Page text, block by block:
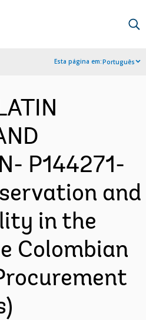
Esta página em:Português
P144271-
and
in the
Colombian